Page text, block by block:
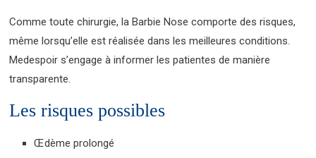
Comme toute chirurgie, la Barbie Nose comporte des risques,
même lorsqu’elle est réalisée dans les meilleures conditions.
Medespoir s’engage à informer les patientes de manière
transparente.
Les risques possibles
Œdème prolongé